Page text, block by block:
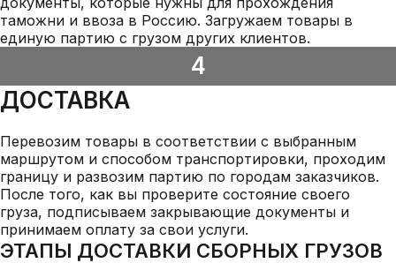
таможни и ввоза в Россию. Загружаем товары в
единую партию с грузом других клиентов.
4
ДОСТАВКА
Перевозим товары в соответствии с выбранным
маршрутом и способом транспортировки, проходим
границу и развозим партию по городам заказчиков.
После того, как вы проверите состояние своего
груза, подписываем закрывающие документы и
принимаем оплату за свои услуги.
ЭТАПЫ ДОСТАВКИ СБОРНЫХ ГРУЗОВ